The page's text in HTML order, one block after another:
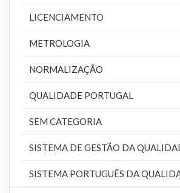
LICENCIAMENTO
METROLOGIA
NORMALIZAÇÃO
QUALIDADE PORTUGAL
SEM CATEGORIA
SISTEMA DE GESTÃO DA
SISTEMA PORTUGUÊS DA